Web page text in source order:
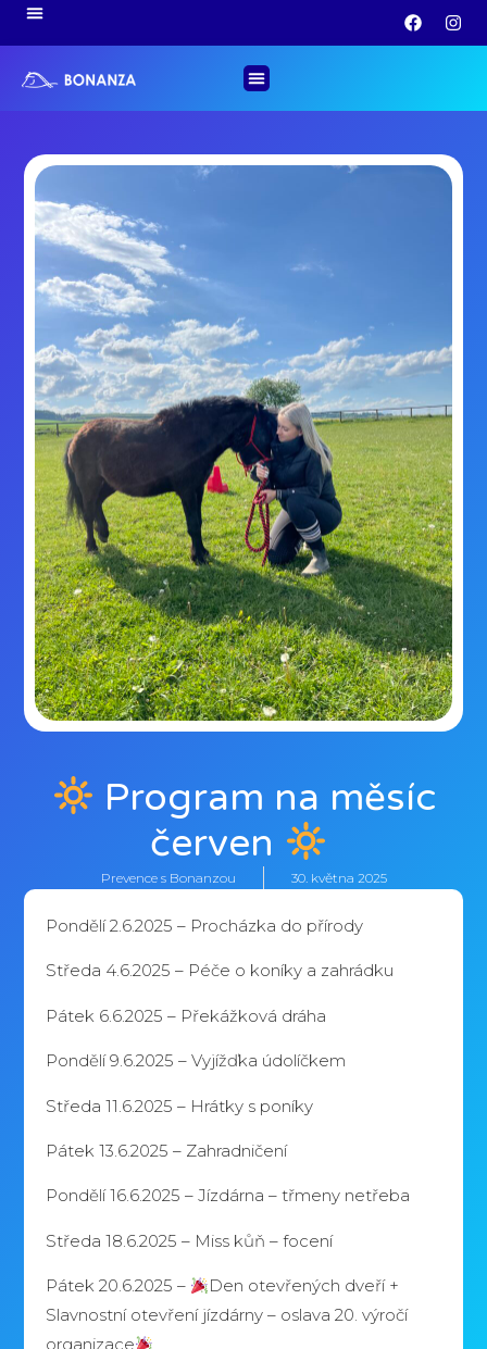
Program na měsíc
červen
Prevence s Bonanzou 30. května 2025
Pondělí 2.6.2025 – Procházka do přírody
Středa 4.6.2025 – Péče o koníky a zahrádku
Pátek 6.6.2025 – Překážková dráha
Pondělí 9.6.2025 – Vyjížďka údolíčkem
Středa 11.6.2025 – Hrátky s poníky
Pátek 13.6.2025 – Zahradničení
Pondělí 16.6.2025 – Jízdárna – třmeny netřeba
Středa 18.6.2025 – Miss kůň – focení
Pátek 20.6.2025 –
Den otevřených dveří +
Slavnostní otevření jízdárny – oslava 20. výročí
organizace